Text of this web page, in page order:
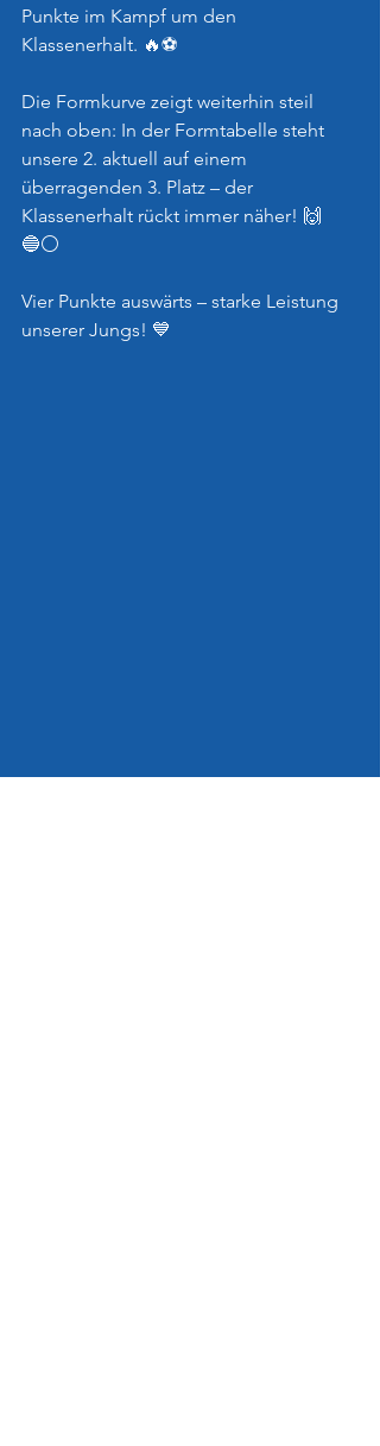
Punkte im Kampf um den
Klassenerhalt. 🔥⚽️
Die Formkurve zeigt weiterhin steil
nach oben: In der Formtabelle steht
unsere 2. aktuell auf einem
überragenden 3. Platz – der
Klassenerhalt rückt immer näher! 🙌
🔵⚪️
Vier Punkte auswärts – starke Leistung
unserer Jungs! 💙